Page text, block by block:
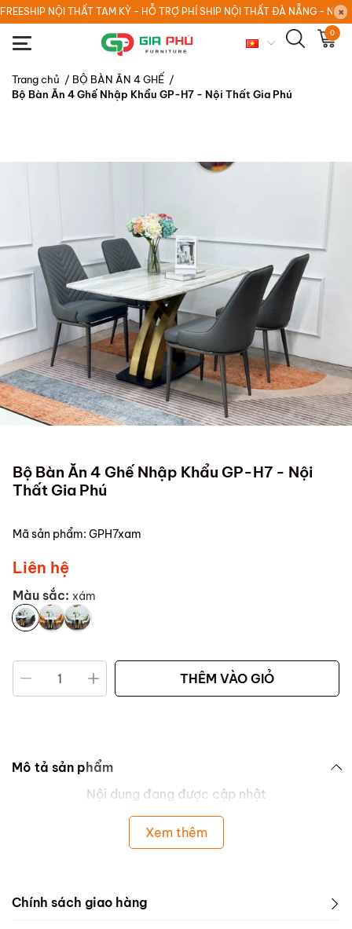
FREESHIP NỘI THẤT TAM KỲ - HỖ TRỢ PHÍ SHIP NỘI THẤT ĐÀ NẴNG - NỘI
0
Trang chủ / BỘ BÀN ĂN 4 GHẾ /
Bộ Bàn Ăn 4 Ghế Nhập Khẩu GP-H7 - Nội Thất Gia Phú
Bộ Bàn Ăn 4 Ghế Nhập Khẩu GP-H7 - Nội
Thất Gia Phú
Mã sản phẩm: GPH7xam
Liên hệ
Màu sắc: xám
THÊM VÀO GIỎ
Mô tả sản phẩm
Nội dung đang được cập nhật
Xem thêm
Chính sách giao hàng